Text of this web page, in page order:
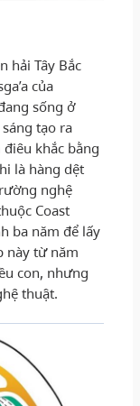
hải Tây Bắc
của
sống ở
tạo ra
khắc bằng
là hàng dệt
nghệ
Coast
ba năm để lấy
này từ năm
con, nhưng
thuật.